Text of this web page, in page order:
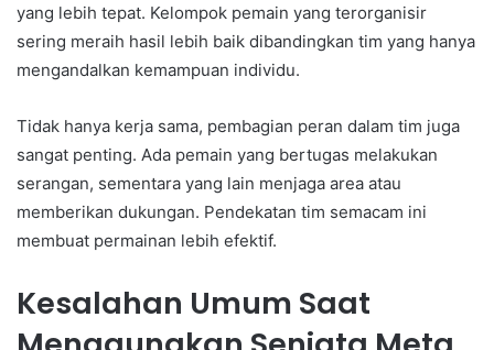
yang lebih tepat. Kelompok pemain yang terorganisir
sering meraih hasil lebih baik dibandingkan tim yang hanya
mengandalkan kemampuan individu.
Tidak hanya kerja sama, pembagian peran dalam tim juga
sangat penting. Ada pemain yang bertugas melakukan
serangan, sementara yang lain menjaga area atau
memberikan dukungan. Pendekatan tim semacam ini
membuat permainan lebih efektif.
Kesalahan Umum Saat